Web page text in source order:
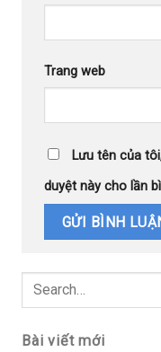
Trang web
Lưu tên của
duyệt này cho lần
Bài viết mới